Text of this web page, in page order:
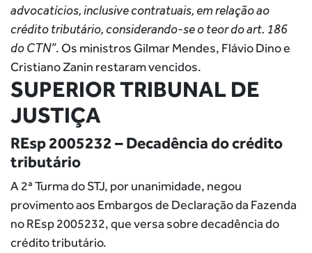
advocatícios, inclusive contratuais, em relação ao
crédito tributário, considerando-se o teor do art. 186
do CTN”. Os ministros Gilmar Mendes, Flávio Dino e
Cristiano Zanin restaram vencidos.
SUPERIOR TRIBUNAL DE
JUSTIÇA
REsp 2005232 – Decadência do crédito
tributário
A 2ª Turma do STJ, por unanimidade, negou
provimento aos Embargos de Declaração da Fazenda
no REsp 2005232, que versa sobre decadência do
crédito tributário.